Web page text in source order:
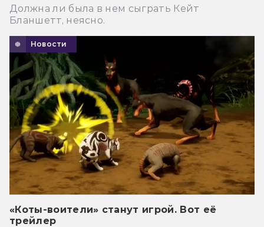
Должна ли была в нем сыграть Кейт
Бланшетт, неясно.
Новости
«Коты-воители» станут игрой. Вот её
трейлер